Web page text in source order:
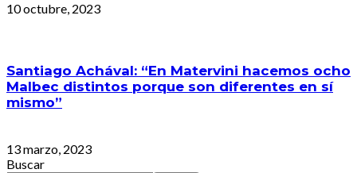
10 octubre, 2023
Santiago Achával: “En Matervini hacemos ocho
Malbec distintos porque son diferentes en sí
mismo”
13 marzo, 2023
Buscar